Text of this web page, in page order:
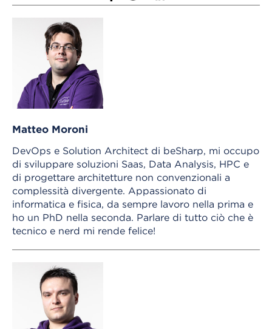
Matteo Moroni
DevOps e Solution Architect di beSharp, mi occupo
di sviluppare soluzioni Saas, Data Analysis, HPC e
di progettare architetture non convenzionali a
complessità divergente. Appassionato di
informatica e fisica, da sempre lavoro nella prima e
ho un PhD nella seconda. Parlare di tutto ciò che è
tecnico e nerd mi rende felice!